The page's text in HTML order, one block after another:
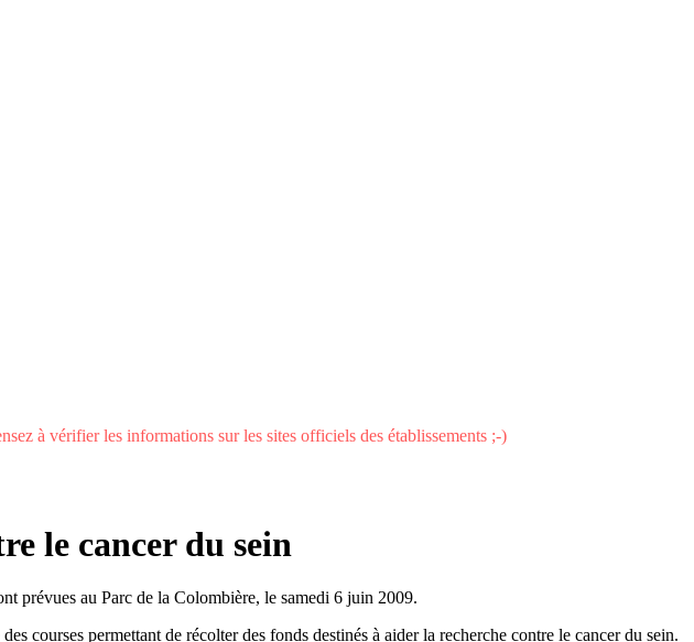
à vérifier les informations sur les sites officiels des établissements ;-)
le cancer du sein
prévues au Parc de la Colombière, le samedi 6 juin 2009.
courses permettant de récolter des fonds destinés à aider la recherche contre le cancer du sein.